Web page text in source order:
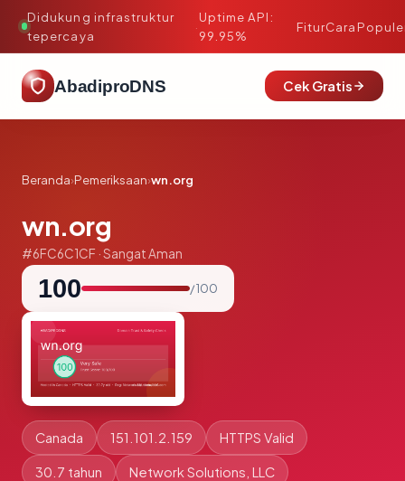
Didukung infrastruktur
tepercaya
·
Uptime API:
99.95%
FiturCara
AbadiproDNS Cek Gratis
Beranda›Pemeriksaan›wn.org
wn.org
#6FC6C1CF · Sangat Aman
100 / 100
Canada 151.101.2.159 HTTPS Valid
30.7 tahun Network Solutions, LLC